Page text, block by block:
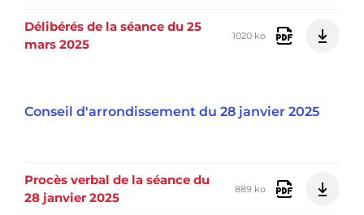
Délibérés de la séance du 25
mars 2025
1020 ko
Conseil d'arrondissement du 28 janvier 2025
Procès verbal de la séance du
28 janvier 2025
889 ko